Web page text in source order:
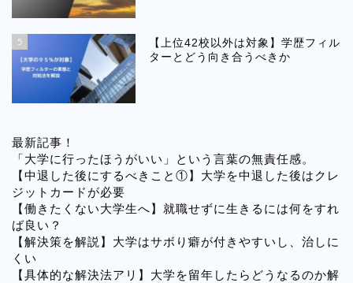
5
【上位42校以外は対象】学歴フィル
ターとどう向き合うべきか
最新記事！
「大学に行ったほうがいい」という言葉の無責任感。
【中退した後にするべきこと①】大学を中退した後はクレ
ジットカードが必要
【働きたくない大学生へ】就職せずに生きるには何をすれ
ば良い？
【解決策を解説】大学はサボり癖が付きやすいし、治しに
くい
【具体的な解決法アリ】大学を留年したらどうなるのか解